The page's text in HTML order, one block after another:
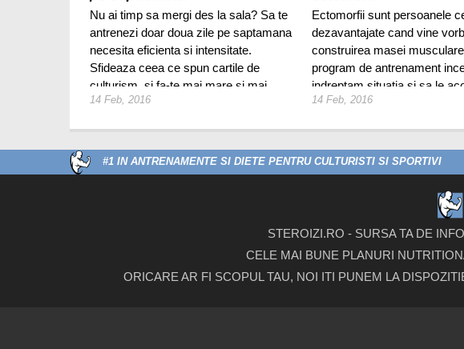
Nu ai timp sa mergi des la sala? Sa te
antrenezi doar doua zile pe saptamana
necesita eficienta si intensitate.
Sfideaza ceea ce spun cartile de
culturism, si fa-te mai mare si mai
puternic cu doar doua antrenamente pe
14 Feb, 2016
Ectomorfii sunt persoanele
dezavantajate cand vine
construirea masei
program de antrenament
indreptam situatia si sa le
lor o sansa.
14 Feb, 2016
#1 IN ANTRENAMENTE SI DIETE PENTRU CULTURISTI SI SPORTIVI
STEROIZI.RO - SURSA TA DE
CELE MAI BUNE PLANURI
ORICARE AR FI SCOPUL TAU, NOI ITI PUNEM LA